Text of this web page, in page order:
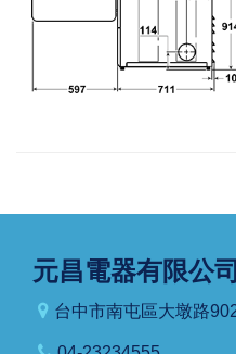
元昌電器有限公司
台中市南屯區大墩路